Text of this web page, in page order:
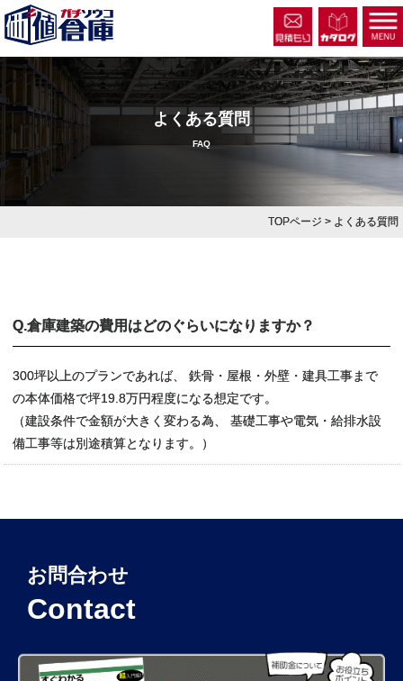
よくある質問
FAQ
TOPページ > よくある質問
Q.倉庫建築の費用はどのぐらいになりますか？
300坪以上のプランであれば、 鉄骨・屋根・外壁・建具工事まで
の本体価格で坪19.8万円程度になる想定です。
（建設条件で金額が大きく変わる為、 基礎工事や電気・給排水設
備工事等は別途積算となります。）
お問合わせ
Contact